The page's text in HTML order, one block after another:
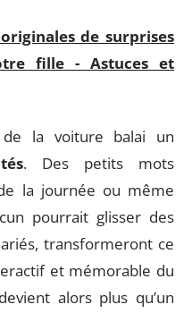
de surprises
fille - Astuces et
de la voiture balai un
. Des petits mots
la journée ou même
pourrait glisser des
transformeront ce
et mémorable du
alors plus qu’un